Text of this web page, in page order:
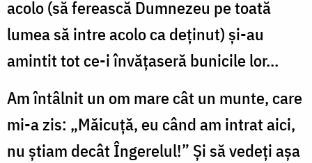
acolo (să ferească Dumnezeu pe toată
lumea să intre acolo ca deținut) și-au
amintit tot ce-i învățaseră bunicile lor…
Am întâlnit un om mare cât un munte, care
mi-a zis: „Măicuță, eu când am intrat aici,
nu știam decât Îngerelul!” Și să vedeți așa